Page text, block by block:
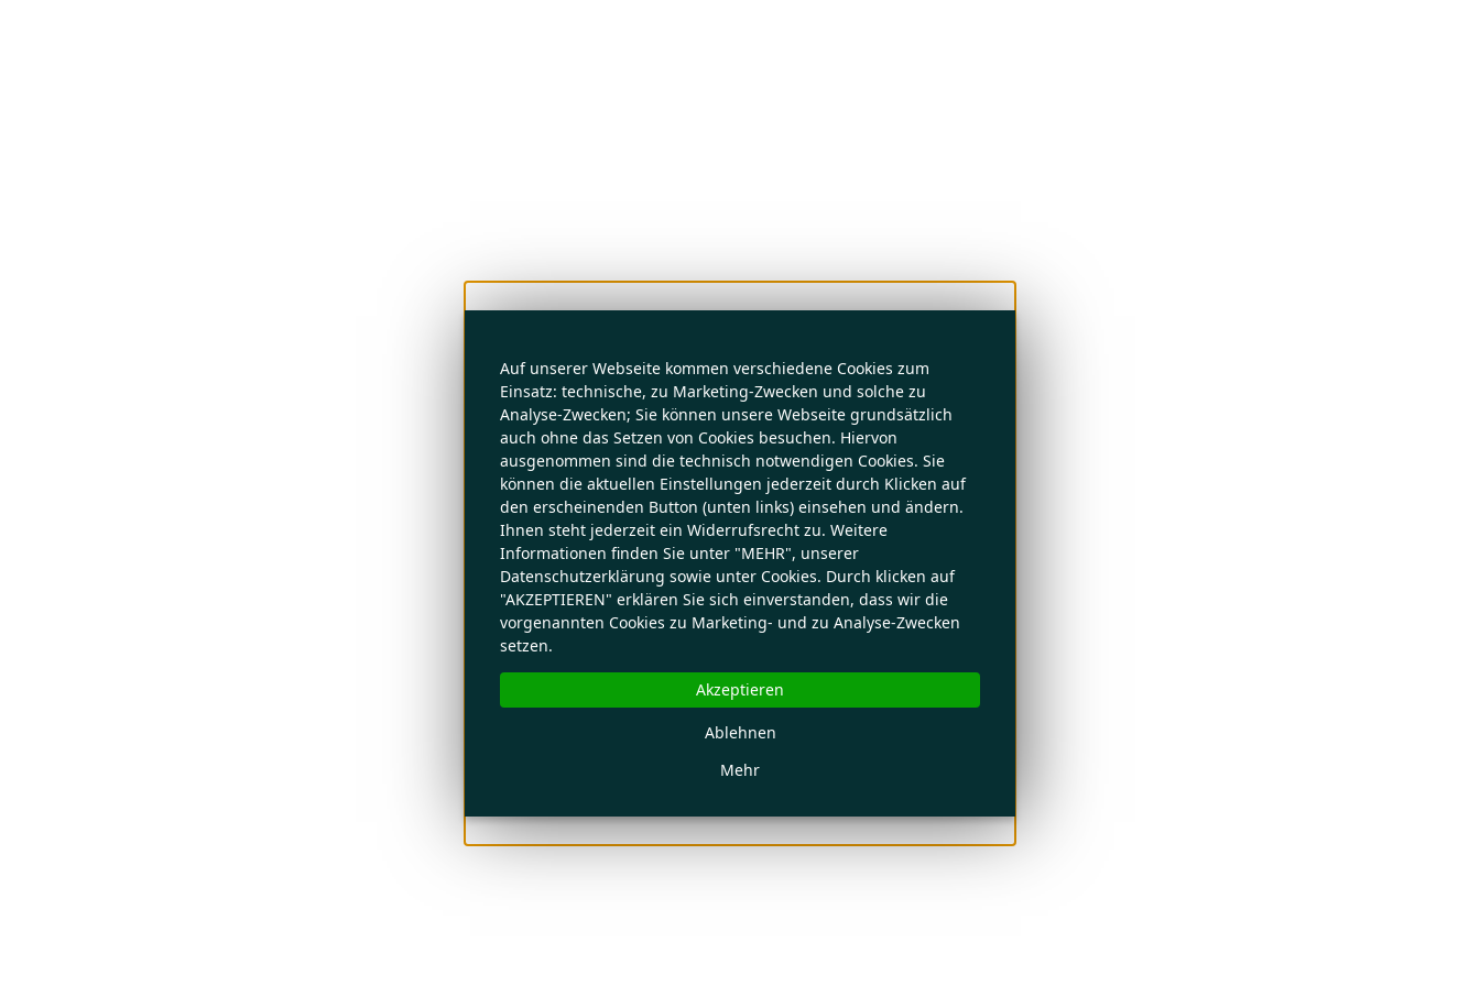
Auf unserer Webseite kommen verschiedene Cookies zum
Einsatz: technische, zu Marketing-Zwecken und solche zu
Analyse-Zwecken; Sie können unsere Webseite grundsätzlich
auch ohne das Setzen von Cookies besuchen. Hiervon
ausgenommen sind die technisch notwendigen Cookies. Sie
können die aktuellen Einstellungen jederzeit durch Klicken auf
den erscheinenden Button (unten links) einsehen und ändern.
Ihnen steht jederzeit ein Widerrufsrecht zu. Weitere
Informationen finden Sie unter "MEHR", unserer
Datenschutzerklärung sowie unter Cookies. Durch klicken auf
"AKZEPTIEREN" erklären Sie sich einverstanden, dass wir die
vorgenannten Cookies zu Marketing- und zu Analyse-Zwecken
setzen.
Mehr
Ablehnen
Akzeptieren